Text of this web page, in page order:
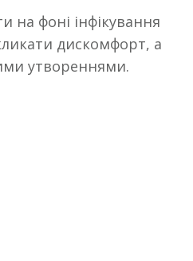
фоні інфікування
дискомфорт, а
утвореннями.